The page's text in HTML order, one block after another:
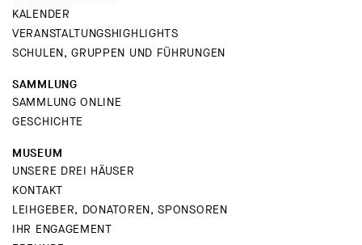
KALENDER
VERANSTALTUNGSHIGHLIGHTS
SCHULEN, GRUPPEN UND FÜHRUNGEN
SAMMLUNG
SAMMLUNG ONLINE
GESCHICHTE
MUSEUM
UNSERE DREI HÄUSER
KONTAKT
LEIHGEBER, DONATOREN, SPONSOREN
IHR ENGAGEMENT